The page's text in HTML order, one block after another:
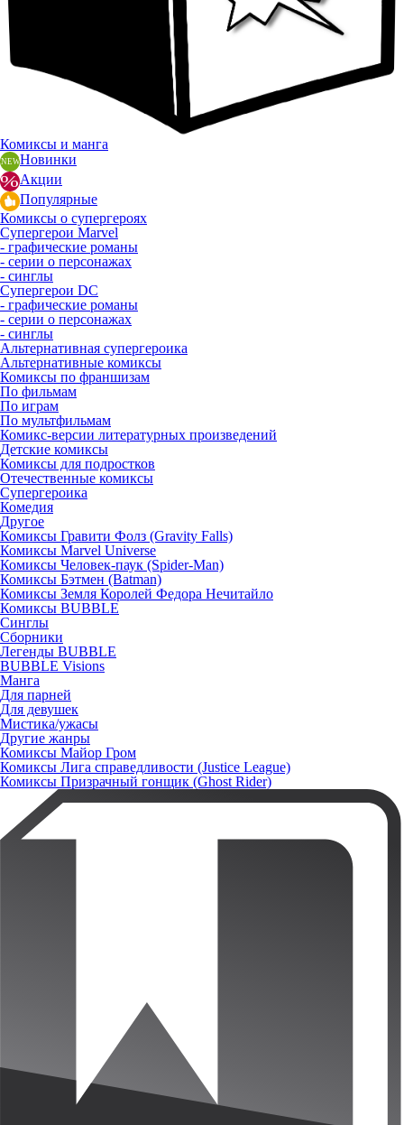
Комиксы и манга
Новинки
Акции
Популярные
Комиксы о супергероях
Супергерои Marvel
- графические романы
- серии о персонажах
- синглы
Супергерои DC
- графические романы
- серии о персонажах
- синглы
Альтернативная супергероика
Альтернативные комиксы
Комиксы по франшизам
По фильмам
По играм
По мультфильмам
Комикс-версии литературных произведений
Детские комиксы
Комиксы для подростков
Отечественные комиксы
Супергероика
Комедия
Другое
Комиксы Гравити Фолз (Gravity Falls)
Комиксы Marvel Universe
Комиксы Человек-паук (Spider-Man)
Комиксы Бэтмен (Batman)
Комиксы Земля Королей Федора Нечитайло
Комиксы BUBBLE
Синглы
Сборники
Легенды BUBBLE
BUBBLE Visions
Манга
Для парней
Для девушек
Мистика/ужасы
Другие жанры
Комиксы Майор Гром
Комиксы Лига справедливости (Justice League)
Комиксы Призрачный гонщик (Ghost Rider)